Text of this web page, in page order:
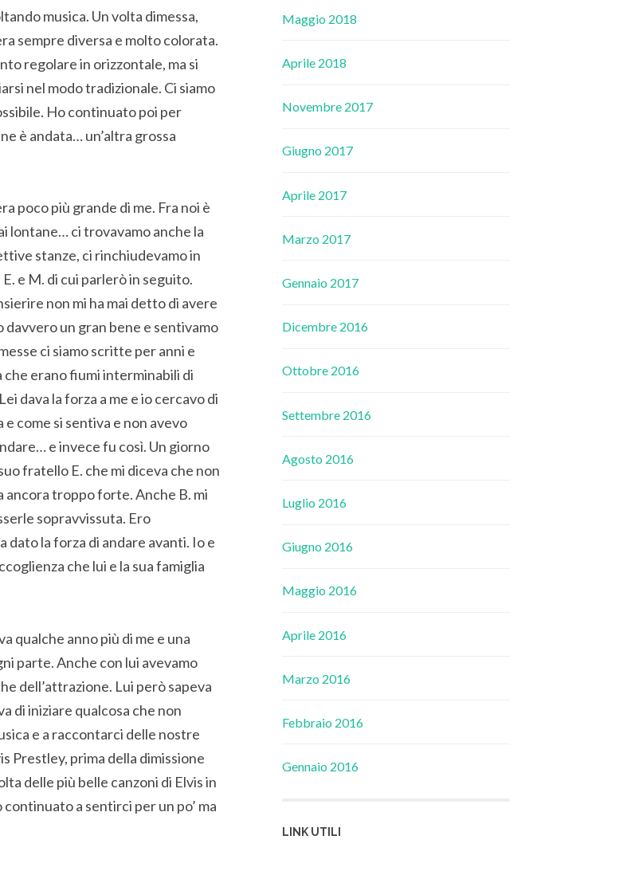
musica. Un volta dimessa,
sempre diversa e molto colorata.
regolare in orizzontale, ma si
nel modo tradizionale. Ci siamo
Ho continuato poi per
è andata… un’altra grossa
poco più grande di me. Fra noi è
lontane… ci trovavamo anche la
stanze, ci rinchiudevamo in
e M. di cui parlerò in seguito.
non mi ha mai detto di avere
davvero un gran bene e sentivamo
ci siamo scritte per anni e
erano fiumi interminabili di
dava la forza a me e io cercavo di
e come si sentiva e non avevo
e invece fu così. Un giorno
fratello E. che mi diceva che non
ancora troppo forte. Anche B. mi
sopravvissuta. Ero
dato la forza di andare avanti. Io e
che lui e la sua famiglia
qualche anno più di me e una
parte. Anche con lui avevamo
dell’attrazione. Lui però sapeva
di iniziare qualcosa che non
e a raccontarci delle nostre
Prestley, prima della dimissione
delle più belle canzoni di Elvis in
a sentirci per un po’ ma
Maggio 2018
Aprile 2018
Novembre 2017
Giugno 2017
Aprile 2017
Marzo 2017
Gennaio 2017
Dicembre 2016
Ottobre 2016
Settembre 2016
Agosto 2016
Luglio 2016
Giugno 2016
Maggio 2016
Aprile 2016
Marzo 2016
Febbraio 2016
Gennaio 2016
LINK UTILI